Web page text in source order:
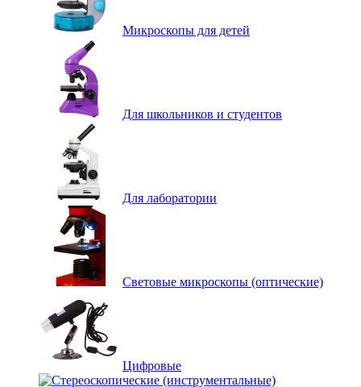
Микроскопы для детей
Для школьников и студентов
Для лаборатории
Световые микроскопы (оптические)
Цифровые